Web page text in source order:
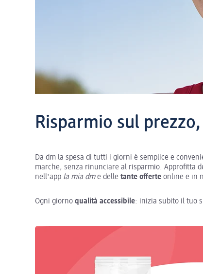
Risparmio sul
Da dm la spesa di tutti i giorni è semplice e
marche, senza rinunciare al risparmio. Approfitta
nell'app la mia dme delle tante offerte online e in
Ogni giorno qualità accessibile: inizia subito il tuo